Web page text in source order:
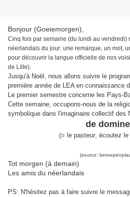
Bonjour (Goeiemorgen),
Cinq fois par semaine (du lundi au vendredi)
néerlandais du jour: une remarque, un mot,
pour découvrir la langue officielle de nos
de Lille).
Jusqu'à Noël, nous allons suivre le
première année de LEA en connaissance
Le premier semestre concerne les Pays-
Cette semaine, occupons-nous de la
symbolique dans l'imaginaire collectif des
de
(= le pasteur; écoutez
(source:
Tot morgen (à demain)
Les amis du néerlandais
PS: N'hésitez pas à faire suivre le